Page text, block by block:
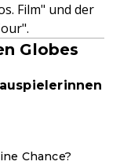
Film" und der
Globes
Chance?